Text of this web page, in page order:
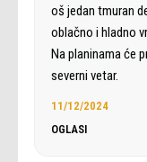
oš jedan tmuran
oblačno i hladno
Na planinama će
severni vetar.
11/12/2024
OGLASI